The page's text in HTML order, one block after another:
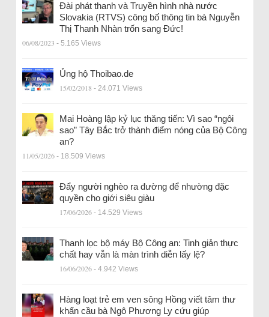
Đài phát thanh và Truyền hình nhà nước
Slovakia (RTVS) công bố thông tin bà Nguyễn
Thị Thanh Nhàn trốn sang Đức!
06/08/2023 - 5.165 Views
Ủng hộ Thoibao.de
15/02/2018 - 24.071 Views
Mai Hoàng lập kỷ lục thăng tiến: Vì sao “ngôi
sao” Tây Bắc trở thành điểm nóng của Bộ Công
an?
11/05/2026 - 18.509 Views
Đẩy người nghèo ra đường để nhường đặc
quyền cho giới siêu giàu
17/06/2026 - 14.529 Views
Thanh lọc bộ máy Bộ Công an: Tinh giản thực
chất hay vẫn là màn trình diễn lấy lệ?
16/06/2026 - 4.942 Views
Hàng loạt trẻ em ven sông Hồng viết tâm thư
khẩn cầu bà Ngô Phương Ly cứu giúp